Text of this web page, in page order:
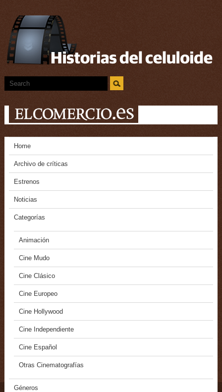
Home
Archivo de críticas
Estrenos
Noticias
Categorías
Animación
Cine Mudo
Cine Clásico
Cine Europeo
Cine Hollywood
Cine Independiente
Cine Español
Otras Cinematografías
Géneros